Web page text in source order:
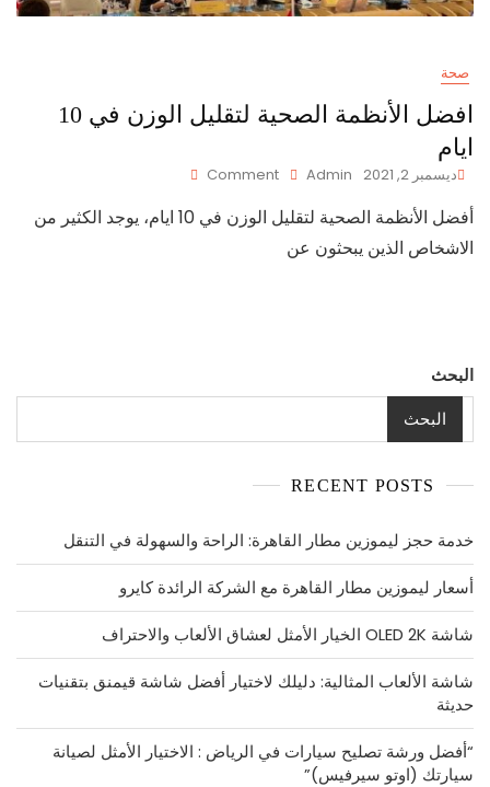
صحة
افضل الأنظمة الصحية لتقليل الوزن في 10
ايام
ديسمبر 2, 2021 Admin
Comment
الأنظمة
أفضل الأنظمة الصحية لتقليل الوزن في 10 ايام، يوجد الكثير من
الاشخاص الذين يبحثون عن
البحث
البحث
RECENT POSTS
خدمة حجز ليموزين مطار القاهرة: الراحة والسهولة في التنقل
أسعار ليموزين مطار القاهرة مع الشركة الرائدة كايرو
شاشة OLED 2K الخيار الأمثل لعشاق الألعاب والاحتراف
شاشة الألعاب المثالية: دليلك لاختيار أفضل شاشة قيمنق بتقنيات
حديثة
“أفضل ورشة تصليح سيارات في الرياض : الاختيار الأمثل لصيانة
سيارتك (اوتو سيرفيس)”